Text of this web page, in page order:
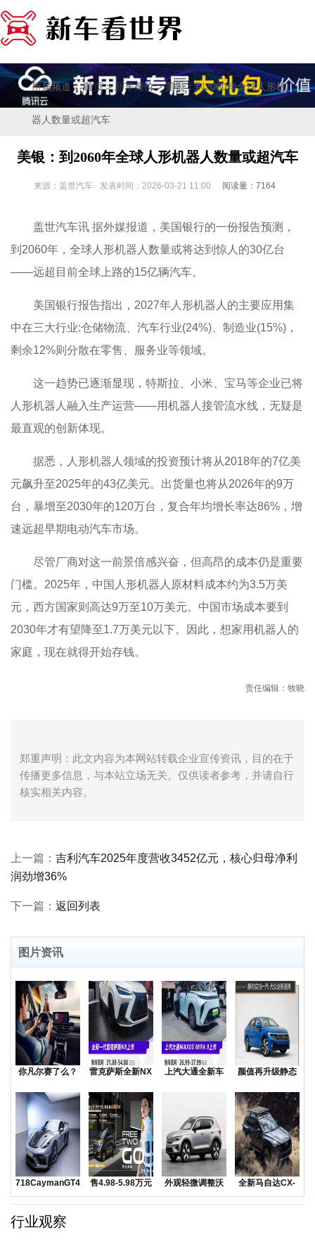
所属频道：首页>新车报价> 美银：到2060年全球人形机
器人数量或超汽车
美银：到2060年全球人形机器人数量或超汽车
来源：盖世汽车 发表时间：2026-03-21 11:00 阅读量：7164
盖世汽车讯 据外媒报道，美国银行的一份报告预测，
到2060年，全球人形机器人数量或将达到惊人的30亿台
——远超目前全球上路的15亿辆汽车。
美国银行报告指出，2027年人形机器人的主要应用集
中在三大行业:仓储物流、汽车行业(24%)、制造业(15%)，
剩余12%则分散在零售、服务业等领域。
这一趋势已逐渐显现，特斯拉、小米、宝马等企业已将
人形机器人融入生产运营——用机器人接管流水线，无疑是
最直观的创新体现。
据悉，人形机器人领域的投资预计将从2018年的7亿美
元飙升至2025年的43亿美元。出货量也将从2026年的9万
台，暴增至2030年的120万台，复合年均增长率达86%，增
速远超早期电动汽车市场。
尽管厂商对这一前景倍感兴奋，但高昂的成本仍是重要
门槛。2025年，中国人形机器人原材料成本约为3.5万美
元，西方国家则高达9万至10万美元。中国市场成本要到
2030年才有望降至1.7万美元以下。因此，想家用机器人的
家庭，现在就得开始存钱。
责任编辑：牧晓
郑重声明：此文内容为本网站转载企业宣传资讯，目的在于
传播更多信息，与本站立场无关。仅供读者参考，并请自行
核实相关内容。
上一篇： 吉利汽车2025年度营收3452亿元，核心归母净利
润劲增36%
下一篇： 返回列表
图片资讯
你凡尔赛了么？
降价
雷克萨斯全新NX
上汽大通全新车
颜值再升级静态
新
718CaymanGT4RS
领衔
售4.98-5.98万元
五菱Na
外观轻微调整沃
尔沃发布海外版
全新马自达CX-
50越野SUV正
行业观察